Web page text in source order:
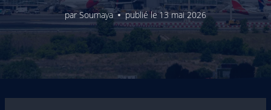
parSoumaya publié le13 mai 2026